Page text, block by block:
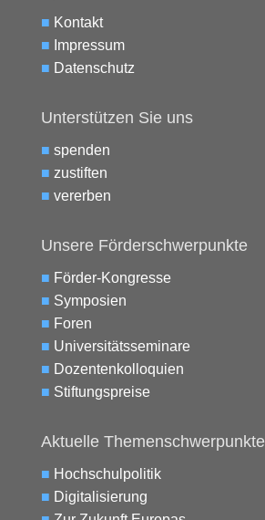
■ Kontakt
■ Impressum
■ Datenschutz
Unterstützen Sie uns
■ spenden
■ zustiften
■ vererben
Unsere Förderschwerpunkte
■ Förder-Kongresse
■ Symposien
■ Foren
■ Universitätsseminare
■ Dozentenkolloquien
■ Stiftungspreise
Aktuelle Themenschwerpunkte
■ Hochschulpolitik
■ Digitalisierung